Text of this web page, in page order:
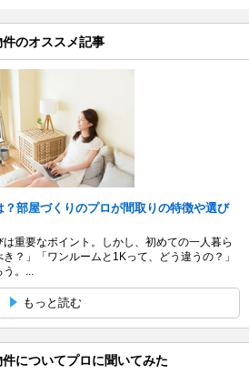
のオススメ記事
部屋づくりのプロが間取りの特徴や選び
重要なポイント。しかし、初めての一人暮ら
？」「ワンルームと1Kって、どう違うの？」
。...
もっと読む
についてプロに聞いてみた